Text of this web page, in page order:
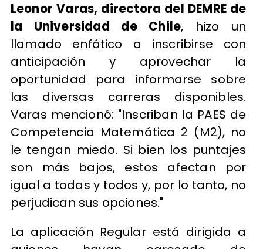
Leonor Varas, directora del DEMRE de
la Universidad de Chile, hizo un
llamado enfático a inscribirse con
anticipación y aprovechar la
oportunidad para informarse sobre
las diversas carreras disponibles.
Varas mencionó: "Inscriban la PAES de
Competencia Matemática 2 (M2), no
le tengan miedo. Si bien los puntajes
son más bajos, estos afectan por
igual a todas y todos y, por lo tanto, no
perjudican sus opciones."
La aplicación Regular está dirigida a